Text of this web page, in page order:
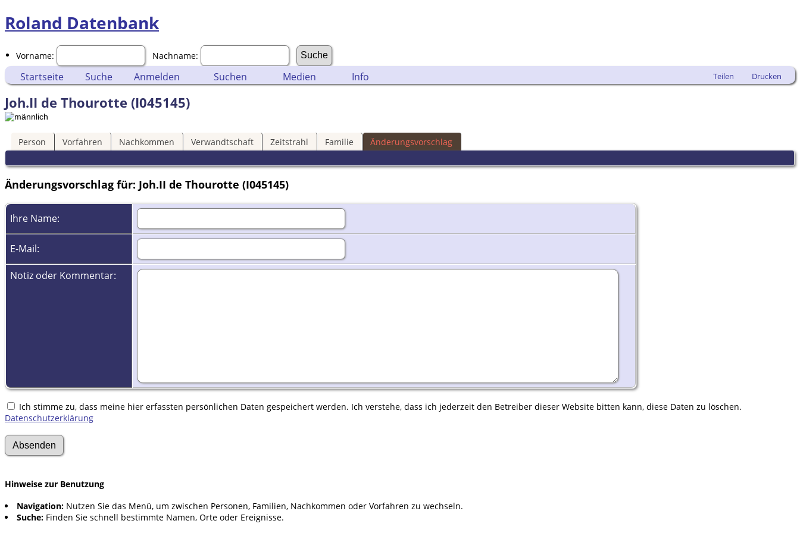
Roland Datenbank
Vorname: Nachname:
Startseite Suche Anmelden Suchen Medien Info Teilen Drucken
Joh.II de Thourotte (I045145)
Person Vorfahren Nachkommen Verwandtschaft Zeitstrahl Familie Änderungsvorschlag
Änderungsvorschlag für: Joh.II de Thourotte (I045145)
Ihre Name:
E-Mail:
Notiz oder Kommentar:
Ich stimme zu, dass meine hier erfassten persönlichen Daten gespeichert werden. Ich verstehe, dass ich jederzeit den Betreiber dieser Website bitten kann, diese Daten zu löschen.
Datenschutzerklärung
Hinweise zur Benutzung
Navigation: Nutzen Sie das Menü, um zwischen Personen, Familien, Nachkommen oder Vorfahren zu wechseln.
Suche: Finden Sie schnell bestimmte Namen, Orte oder Ereignisse.